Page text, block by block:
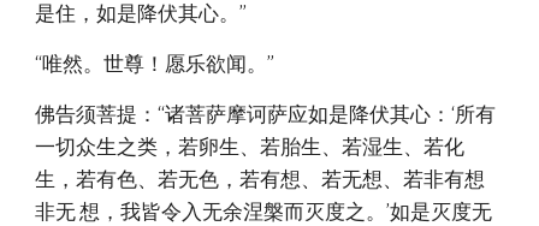
是住，如是降伏其心。”
“唯然。世尊！愿乐欲闻。”
佛告须菩提：“诸菩萨摩诃萨应如是降伏其心：‘所有
一切众生之类，若卵生、若胎生、若湿生、若化
生，若有色、若无色，若有想、若无想、若非有想
非无 想，我皆令入无余涅槃而灭度之。’如是灭度无